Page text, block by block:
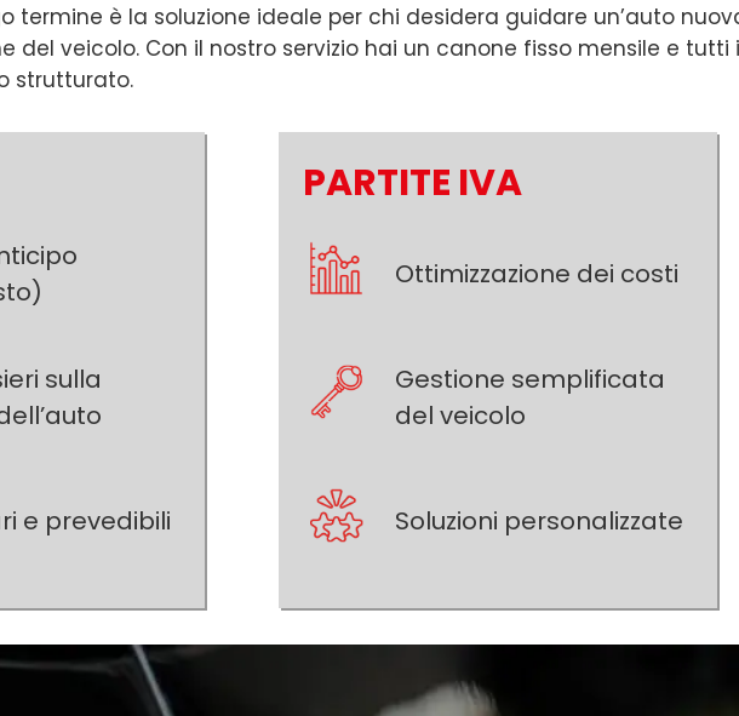
termine è la soluzione ideale per chi desidera guidare un’auto
del veicolo. Con il nostro servizio hai un canone fisso mensile e tutti
strutturato.
sulla
e prevedibili
PARTITE IVA
Ottimizzazione dei costi
Gestione semplificata
del veicolo
Soluzioni personalizzate